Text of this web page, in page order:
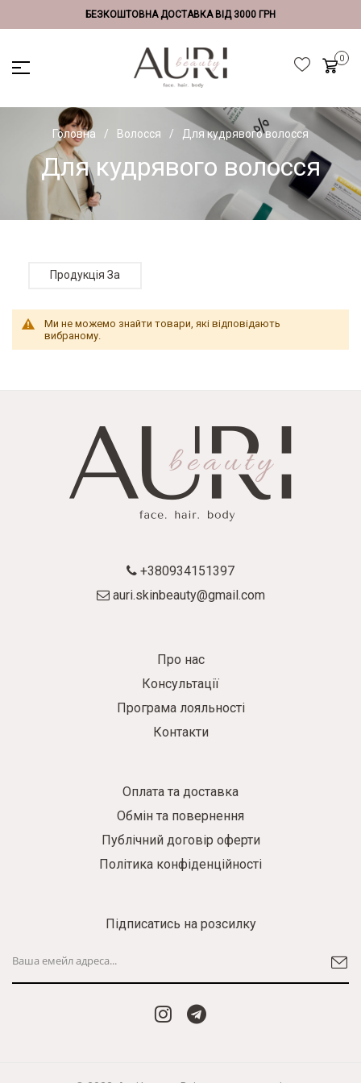
БЕЗКОШТОВНА ДОСТАВКА ВІД 3000 ГРН
Головна Волосся Для кудрявого волосся
Для кудрявого волосся
Ми не можемо знайти товари, які відповідають
вибраному.
Продукція За
+380934151397
auri.skinbeauty@gmail.com
Про нас
Консультації
Програма лояльності
Контакти
Оплата та доставка
Обмін та повернення
Публічний договір оферти
Політика конфіденційності
Підписатись на розсилку